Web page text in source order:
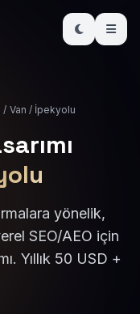
/ Van / İpekyolu
yönelik,
SEO/AEO için
Yıllık 50 USD +